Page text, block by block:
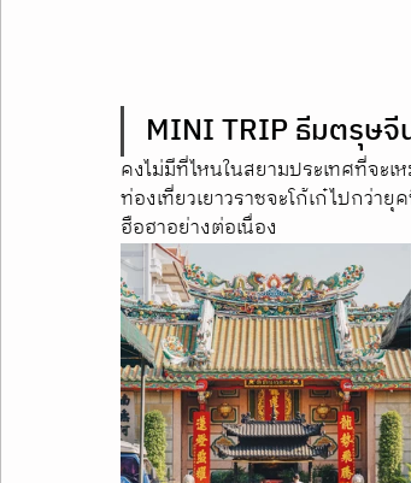
MINI TRIP ธีมตรุษจี
คงไม่มีที่ไหนในสยามประเทศที่จะ
ท่องเที่ยวเยาวราชจะโก้เก๋ไปกว่า
ฮือฮาอย่างต่อเนื่อง